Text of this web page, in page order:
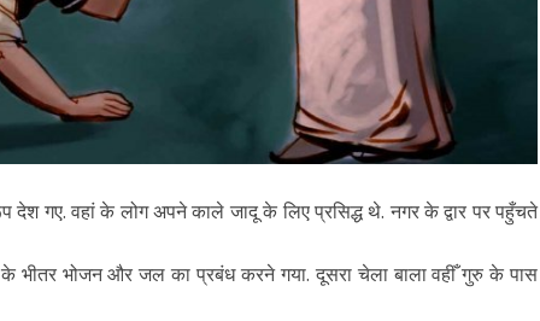
गए. वहां के लोग अपने काले जादू के लिए प्रसिद्ध थे. नगर के द्वार पर पहुँचते
के भीतर भोजन और जल का प्रबंध करने गया. दूसरा चेला बाला वहीँ गुरु के पास